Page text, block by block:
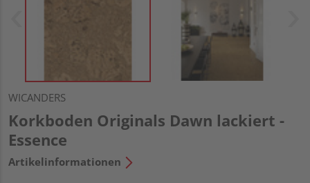
WICANDERS
Korkboden Originals Dawn lackiert -
Essence
Artikelinformationen